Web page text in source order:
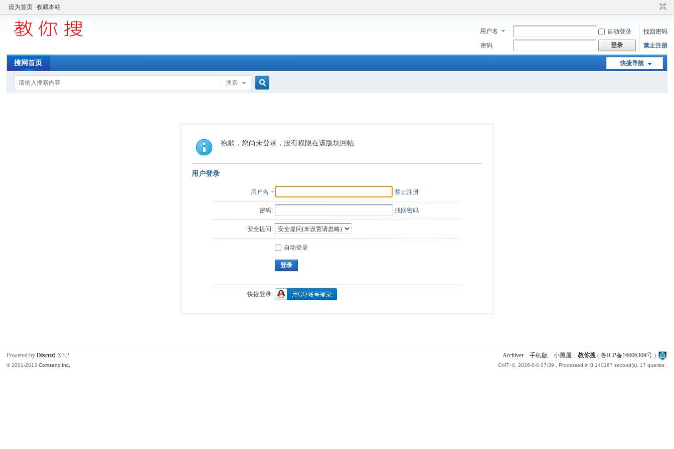
设为首页 收藏本站
用户名 自动登录
找回密码
密码
登录 禁止注册
快捷导航
搜网首页
搜索
索
抱歉，您尚未登录，没有权限在该版块回帖
用户登录
用户名 禁止注册
密码: 找回密码
安全提问:
自动登录
登录
快捷登录:
Archiver 手机版 小黑屋 教你搜( 鲁ICP备16006309号)
GMT+8, 2026-8-8 07:39 , Processed in 0.140167 second(s), 17 queries .
Powered byDiscuz! X3.2
© 2001-2013Comsenz Inc.